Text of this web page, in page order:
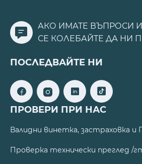
АКО ИМАТЕ ВЪПРОСИ
СЕ КОЛЕБАЙТЕ ДА НИ
ПОСЛЕДВАЙТЕ НИ
ПРОВЕРИ ПРИ НАС
Валидни винетка, застраховка и
Проверка технически преглед /